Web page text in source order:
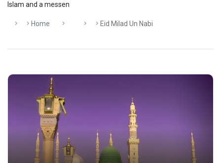
Islam and a messen
Home Eid Milad Un Nabi